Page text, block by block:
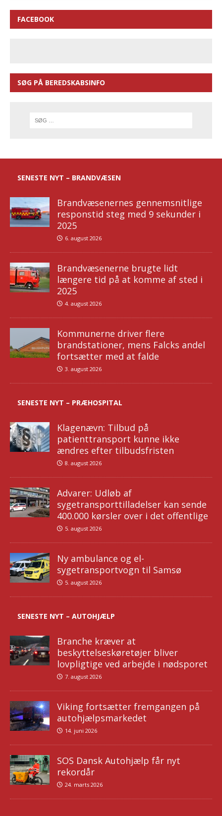
FACEBOOK
SØG PÅ BEREDSKABSINFO
SENESTE NYT – BRANDVÆSEN
Brandvæsenernes gennemsnitlige
responstid steg med 9 sekunder i
2025
6. august 2026
Brandvæsenerne brugte lidt
længere tid på at komme af sted i
2025
4. august 2026
Kommunerne driver flere
brandstationer, mens Falcks andel
fortsætter med at falde
3. august 2026
SENESTE NYT – PRÆHOSPITAL
Klagenævn: Tilbud på
patienttransport kunne ikke
ændres efter tilbudsfristen
8. august 2026
Advarer: Udløb af
sygetransporttilladelser kan sende
400.000 kørsler over i det offentlige
5. august 2026
Ny ambulance og el-
sygetransportvogn til Samsø
5. august 2026
SENESTE NYT – AUTOHJÆLP
Branche kræver at
beskyttelseskøretøjer bliver
lovpligtige ved arbejde i nødsporet
7. august 2026
Viking fortsætter fremgangen på
autohjælpsmarkedet
14. juni 2026
SOS Dansk Autohjælp får nyt
rekordår
24. marts 2026